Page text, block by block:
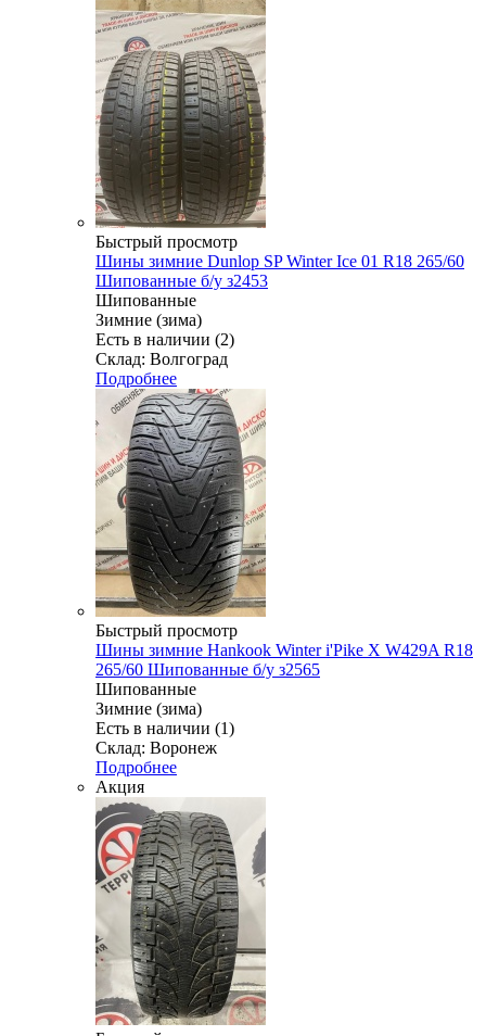
Быстрый просмотр
Шины зимние Dunlop SP Winter Ice 01 R18 265/60
Шипованные б/у з2453
Шипованные
Зимние (зима)
Есть в наличии (2)
Склад: Волгоград
Подробнее
Быстрый просмотр
Шины зимние Hankook Winter i'Pike X W429A R18
265/60 Шипованные б/у з2565
Шипованные
Зимние (зима)
Есть в наличии (1)
Склад: Воронеж
Подробнее
Акция